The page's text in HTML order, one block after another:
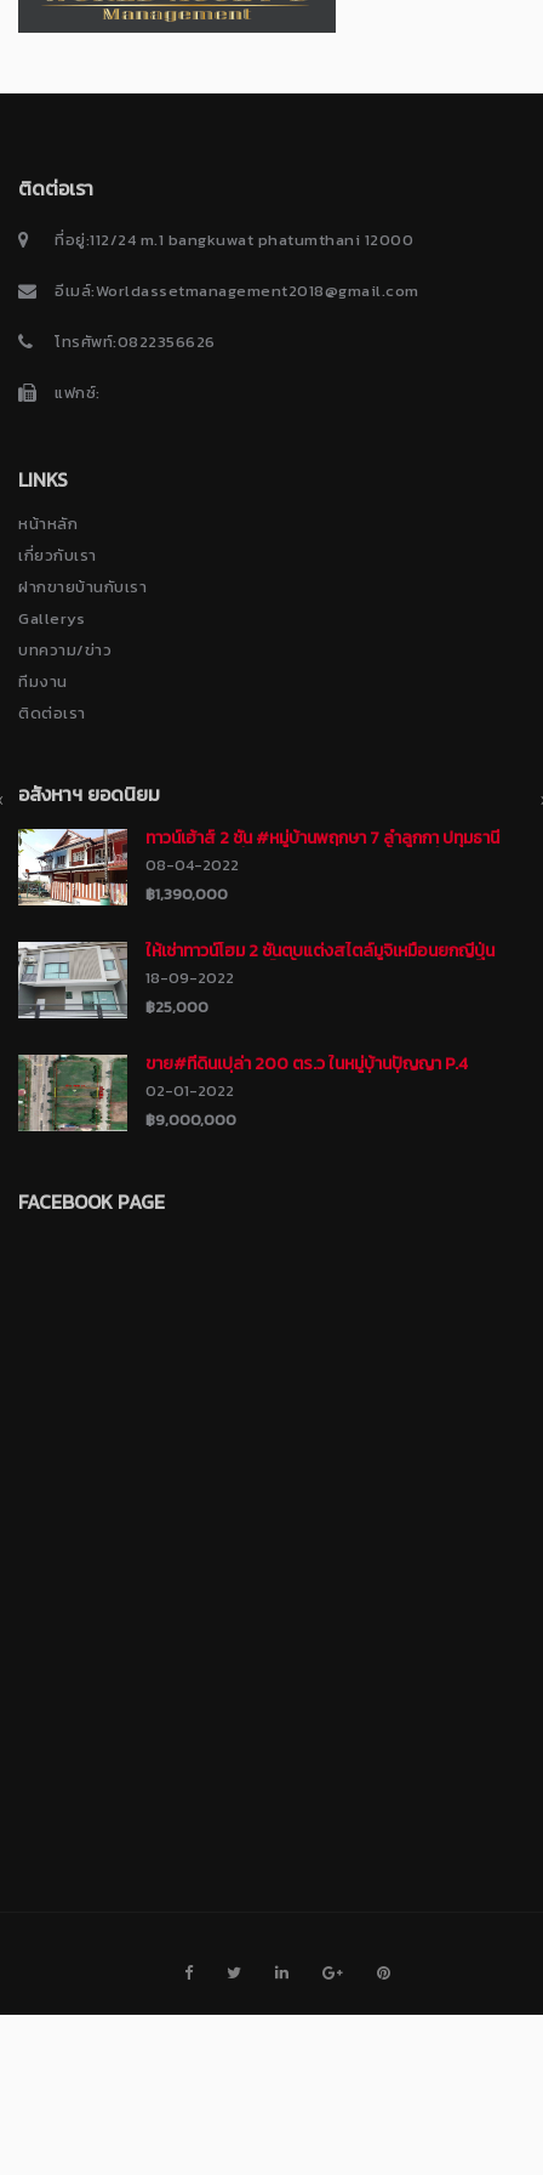
ติดต่อเรา
ที่อยู่:112/24 m.1 bangkuwat phatumthani 12000
อีเมล์:Worldassetmanagement2018@gmail.com
โทรศัพท์:0822356626
แฟกซ์:
LINKS
หน้าหลัก
เกี่ยวกับเรา
ฝากขายบ้านกับเรา
Gallerys
บทความ/ข่าว
ทีมงาน
ติดต่อเรา
อสังหาฯ ยอดนิยม
ทาวน์เฮ้าส์ 2 ชั้น #หมู่บ้านพฤกษา 7 ลำลูกกา ปทุมธานี
พร้อมเข้าอยู่ ทำเลดี เดินทางสะดวกทั้งทางลำลูกกา
คลอง8 ถนนรังสิต-นครนายก ใกล้วัดดอนใหญ่
08-04-2022
฿1,390,000
ให้เช่าทาวน์โฮม 2 ชั้นตบแต่งสไตล์มูจิเหมือนยกญี่ปุ่น
พร้อมเฟอร์นิเจอร์ไม้ทั้งหลัง #หมู่บ้านแกรนด์ พลีโน่
พหลโยธิน-วิภาวดี
18-09-2022
฿25,000
ขาย#ที่ดินเปล่า 200 ตร.ว ในหมู่บ้านปัญญา P.4
รามอินทรา ที่ถมแล้ว แปลงสวย สี่เหลี่ยมผืนผ้า เหมาะ
สำหรับสร้างบ้าน บางชัน คันนายาว กรุงเทพ โฉนดพร้อม
โอน
02-01-2022
฿9,000,000
FACEBOOK PAGE